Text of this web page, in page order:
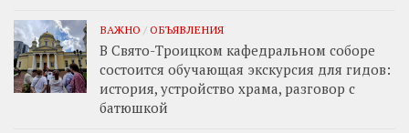
ВАЖНО / ОБЪЯВЛЕНИЯ
В Свято-Троицком кафедральном соборе
состоится обучающая экскурсия для гидов:
история, устройство храма, разговор с
батюшкой